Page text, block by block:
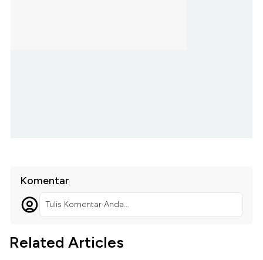
Komentar
Tulis Komentar Anda...
Related Articles